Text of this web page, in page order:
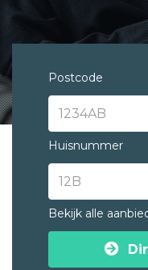
Postcode
Huisnummer
Bekijk alle